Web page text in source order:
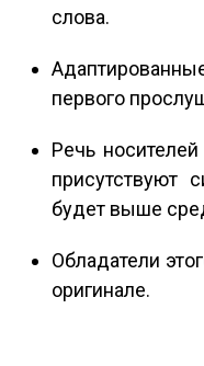
слова.
первого
Речь
присутствуют
будет выше
Обладатели
оригинале.